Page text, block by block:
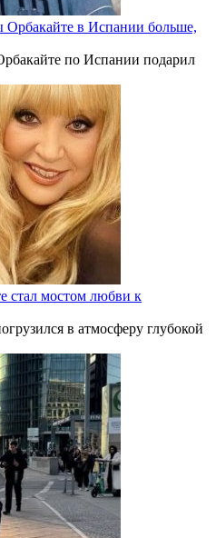
Орбакайте в Испании больше,
по Испании подарил
стал мостом любви к
в атмосферу глубокой